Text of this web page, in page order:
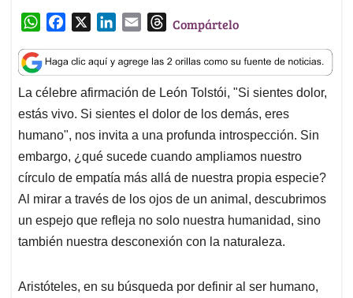
W
a
t
s
A
p
p
c
e
b
o
o
k
n
k
e
d
I
n
a
i
l
T
r
e
a
d
s
Compártelo
La célebre afirmación de León Tolstói, "Si sientes dolor,
estás vivo. Si sientes el dolor de los demás, eres
humano", nos invita a una profunda introspección. Sin
embargo, ¿qué sucede cuando ampliamos nuestro
círculo de empatía más allá de nuestra propia especie?
Al mirar a través de los ojos de un animal, descubrimos
un espejo que refleja no solo nuestra humanidad, sino
también nuestra desconexión con la naturaleza.
Aristóteles, en su búsqueda por definir al ser humano,